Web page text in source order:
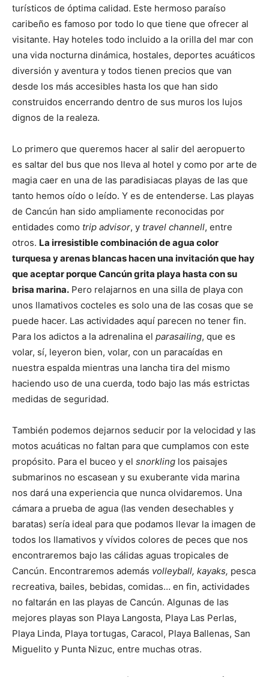
turísticos de óptima calidad. Este hermoso paraíso
caribeño es famoso por todo lo que tiene que ofrecer al
visitante. Hay hoteles todo incluido a la orilla del mar con
una vida nocturna dinámica, hostales, deportes acuáticos
diversión y aventura y todos tienen precios que van
desde los más accesibles hasta los que han sido
construidos encerrando dentro de sus muros los lujos
dignos de la realeza.
Lo primero que queremos hacer al salir del aeropuerto
es saltar del bus que nos lleva al hotel y como por arte de
magia caer en una de las paradisiacas playas de las que
tanto hemos oído o leído. Y es de entenderse. Las playas
de Cancún han sido ampliamente reconocidas por
entidades como trip advisor, y travel channell, entre
otros. La irresistible combinación de agua color
turquesa y arenas blancas hacen una invitación que hay
que aceptar porque Cancún grita playa hasta con su
brisa marina. Pero relajarnos en una silla de playa con
unos llamativos cocteles es solo una de las cosas que se
puede hacer. Las actividades aquí parecen no tener fin.
Para los adictos a la adrenalina el parasailing, que es
volar, sí, leyeron bien, volar, con un paracaídas en
nuestra espalda mientras una lancha tira del mismo
haciendo uso de una cuerda, todo bajo las más estrictas
medidas de seguridad.
También podemos dejarnos seducir por la velocidad y las
motos acuáticas no faltan para que cumplamos con este
propósito. Para el buceo y el snorkling los paisajes
submarinos no escasean y su exuberante vida marina
nos dará una experiencia que nunca olvidaremos. Una
cámara a prueba de agua (las venden desechables y
baratas) sería ideal para que podamos llevar la imagen de
todos los llamativos y vívidos colores de peces que nos
encontraremos bajo las cálidas aguas tropicales de
Cancún. Encontraremos además volleyball, kayaks, pesca
recreativa, bailes, bebidas, comidas… en fin, actividades
no faltarán en las playas de Cancún. Algunas de las
mejores playas son Playa Langosta, Playa Las Perlas,
Playa Linda, Playa tortugas, Caracol, Playa Ballenas, San
Miguelito y Punta Nizuc, entre muchas otras.